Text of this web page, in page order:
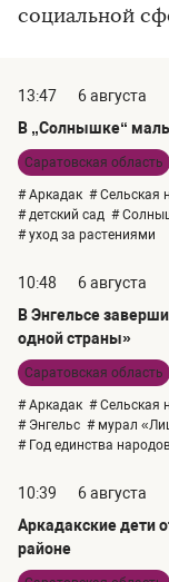
социальной
13:47
6 августа
В „Солнышке“
Саратовская область
# Аркадак # Сельская
# детский сад #
# уход за растениями
10:48
6 августа
В Энгельсе
одной страны»
Саратовская область
# Аркадак # Сельская
# Энгельс # мурал
# Год единства
10:39
6 августа
Аркадакские дети
районе